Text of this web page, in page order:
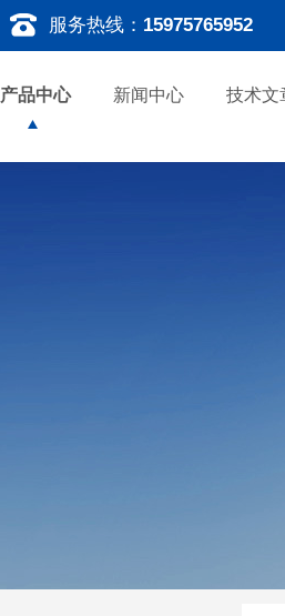
服务热线： 15975765952
产品中心 新闻中心 技术文